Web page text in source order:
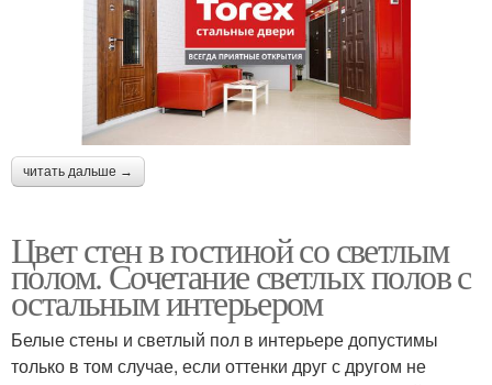
читать дальше →
Цвет стен в гостиной со светлым
полом. Сочетание светлых полов с
остальным интерьером
Белые стены и светлый пол в интерьере допустимы
только в том случае, если оттенки друг с другом не